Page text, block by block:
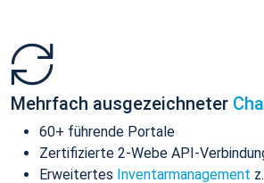
Mehrfach ausgezeichneter
60+ führende Portale
Zertifizierte 2-Webe API-
Erweitertes Inventarmanagement